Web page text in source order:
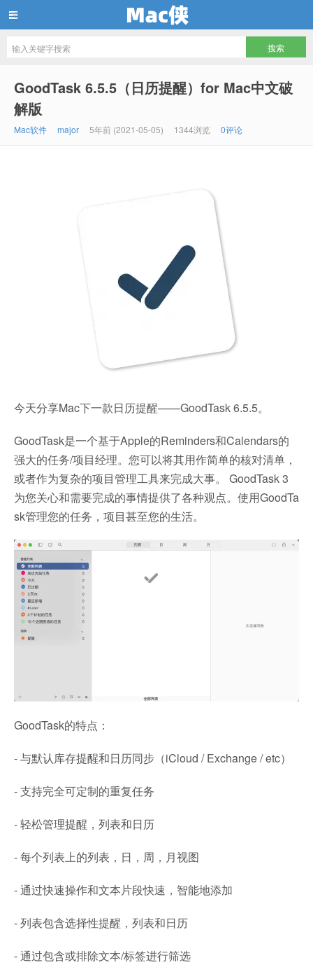
GoodTask 6.5.5（日历提醒）for Mac中文破
解版
Mac软件 major 5年前 (2021-05-05) 1344浏览 0评论
今天分享Mac下一款日历提醒——GoodTask 6.5.5。
GoodTask是一个基于Apple的Reminders和Calendars的
强大的任务/项目经理。您可以将其用作简单的核对清单，
或者作为复杂的项目管理工具来完成大事。 GoodTask 3
为您关心和需要完成的事情提供了各种观点。使用GoodTa
sk管理您的任务，项目甚至您的生活。
GoodTask的特点：
- 与默认库存提醒和日历同步（iCloud / Exchange / etc）
- 支持完全可定制的重复任务
- 轻松管理提醒，列表和日历
- 每个列表上的列表，日，周，月视图
- 通过快速操作和文本片段快速，智能地添加
- 列表包含选择性提醒，列表和日历
- 通过包含或排除文本/标签进行筛选